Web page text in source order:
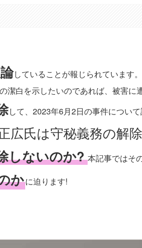
していることが報じられています
潔白を示したいのであれば、被害に
して、2023年6月2日の事件につい
広氏は守秘義務の解
しないのか? 本記事ではそ
かに迫ります!